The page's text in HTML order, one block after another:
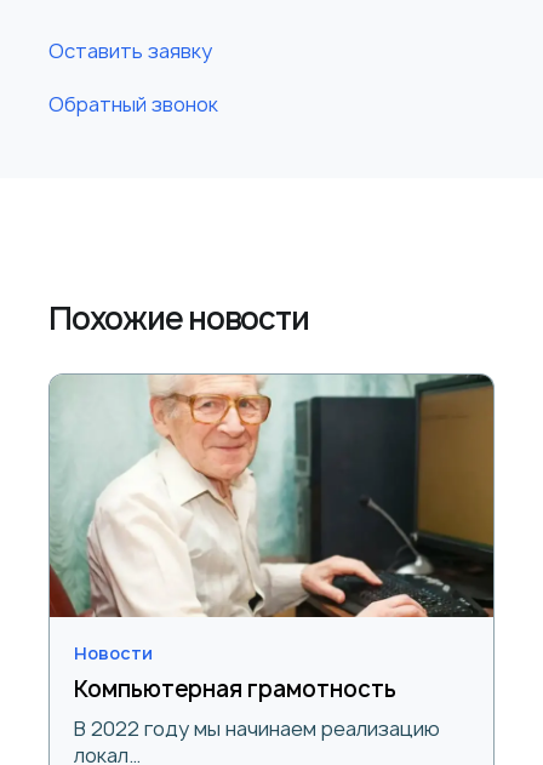
Оставить заявку
Обратный звонок
Похожие новости
Новости
Компьютерная грамотность
В 2022 году мы начинаем реализацию
локал…